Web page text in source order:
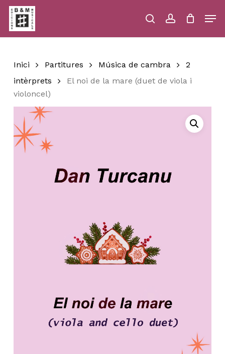
Skip
main
content
searchaccount
Close
Inici Partitures Música de cambra
2
intèrprets
El noi de la mare (duet de viola i
violoncel)
Menu